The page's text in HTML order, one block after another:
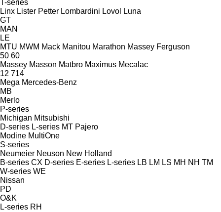
T-series
Linx Lister Petter Lombardini Lovol
Luna
GT
MAN
LE
MTU MWM Mack Manitou Marathon Massey Ferguson
50 60
Massey Masson Matbro Maximus Mecalac
12 714
Mega Mercedes-Benz
MB
Merlo
P-series
Michigan Mitsubishi
D-series L-series MT Pajero
Modine MultiOne
S-series
Neumeier Neuson New Holland
B-series CX D-series E-series L-series LB LM LS MH NH TM
W-series WE
Nissan
PD
O&K
L-series RH